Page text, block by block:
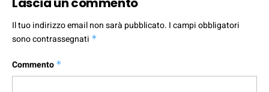
Il tuo indirizzo email non sarà pubblicato. I campi obbligatori
sono contrassegnati *
Commento *